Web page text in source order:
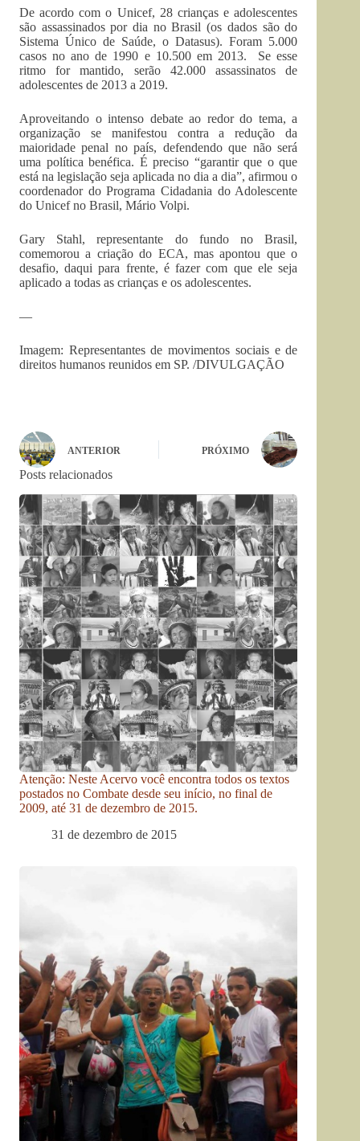
De acordo com o Unicef, 28 crianças e adolescentes
são assassinados por dia no Brasil (os dados são do
Sistema Único de Saúde, o Datasus). Foram 5.000
casos no ano de 1990 e 10.500 em 2013. Se esse
ritmo for mantido, serão 42.000 assassinatos de
adolescentes de 2013 a 2019.
Aproveitando o intenso debate ao redor do tema, a
organização se manifestou contra a redução da
maioridade penal no país, defendendo que não será
uma política benéfica. É preciso “garantir que o que
está na legislação seja aplicada no dia a dia”, afirmou o
coordenador do Programa Cidadania do Adolescente
do Unicef no Brasil, Mário Volpi.
Gary Stahl, representante do fundo no Brasil,
comemorou a criação do ECA, mas apontou que o
desafio, daqui para frente, é fazer com que ele seja
aplicado a todas as crianças e os adolescentes.
—
Imagem: Representantes de movimentos sociais e de
direitos humanos reunidos em SP. /DIVULGAÇÃO
ANTERIOR PRÓXIMO
Posts relacionados
Atenção: Neste Acervo você encontra todos os textos
postados no Combate desde seu início, no final de
2009, até 31 de dezembro de 2015.
31 de dezembro de 2015